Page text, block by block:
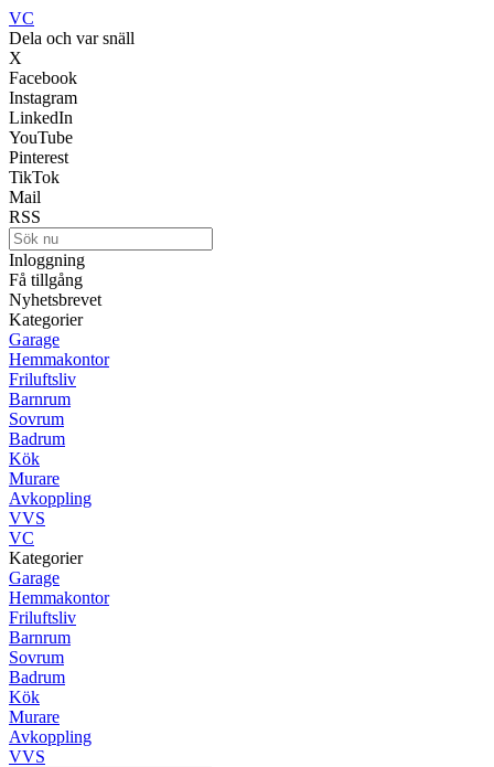
VC
Dela och var snäll
X
Facebook
Instagram
LinkedIn
YouTube
Pinterest
TikTok
Mail
RSS
Inloggning
Få tillgång
Nyhetsbrevet
Kategorier
Garage
Hemmakontor
Friluftsliv
Barnrum
Sovrum
Badrum
Kök
Murare
Avkoppling
VVS
VC
Kategorier
Garage
Hemmakontor
Friluftsliv
Barnrum
Sovrum
Badrum
Kök
Murare
Avkoppling
VVS